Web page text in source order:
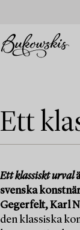
Ett
Ett klassiskt urval
svenska
Gegerfelt, Karl
den klassiska